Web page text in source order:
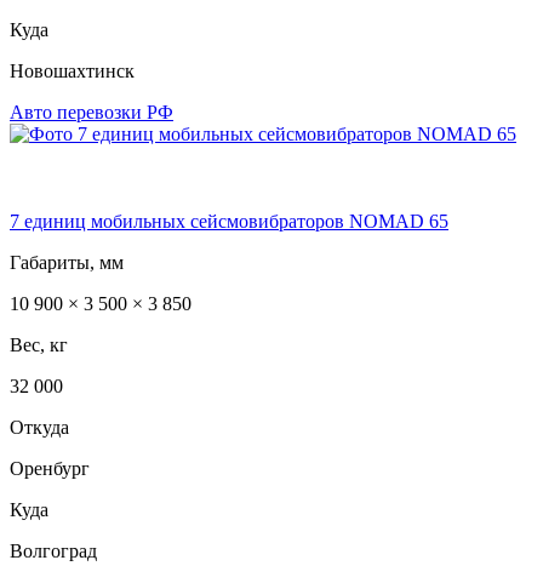
Куда
Новошахтинск
Авто перевозки РФ
7 единиц мобильных сейсмовибраторов NOMAD 65
Габариты, мм
10 900 × 3 500 × 3 850
Вес, кг
32 000
Откуда
Оренбург
Куда
Волгоград